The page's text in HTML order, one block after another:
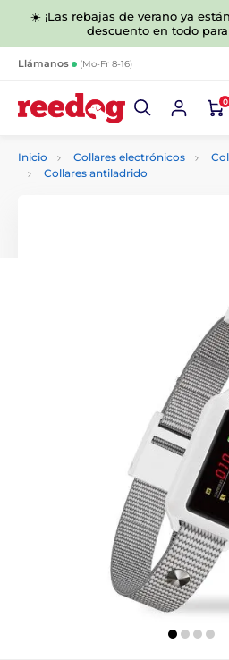
☀️ ¡Las rebajas de verano ya
descuento en todo
Llámanos (Mo-Fr 8-16)
0
Inicio Collares electrónicos
Collares antiladrido